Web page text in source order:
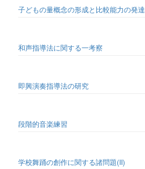
子どもの量概念の形成と比較能力の発達
和声指導法に関する一考察
即興演奏指導法の研究
段階的音楽練習
学校舞踊の創作に関する諸問題(II)